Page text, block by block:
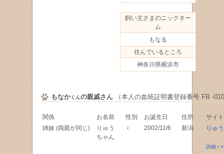
飼い主さまのニックネー
ム
もなる
住んでいるところ
神奈川県横浜市
もなかくんの親戚さん（本人の血統証明書登録番号 FB -
関係 お名前 性別 お誕生日 住所
サイト
姉妹 (両親が同じ)
りゅう
ちゃん
♀ 2002/11/6 新潟 りゅ
詳細/